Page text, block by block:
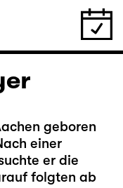
geboren
einer
er die
folgten ab